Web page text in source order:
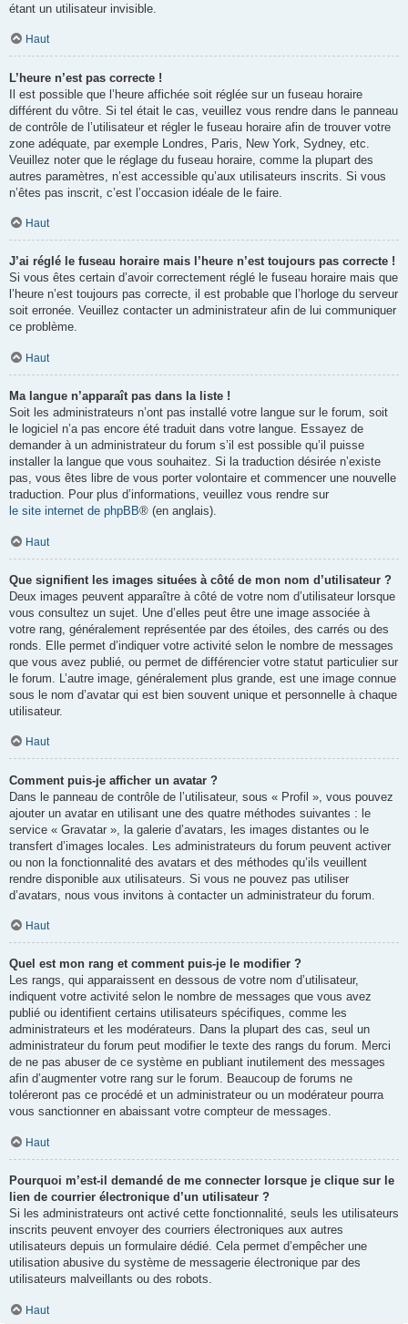
étant un utilisateur invisible.
Haut
L’heure n’est pas correcte !
Il est possible que l’heure affichée soit réglée sur un fuseau horaire
différent du vôtre. Si tel était le cas, veuillez vous rendre dans le panneau
de contrôle de l’utilisateur et régler le fuseau horaire afin de trouver votre
zone adéquate, par exemple Londres, Paris, New York, Sydney, etc.
Veuillez noter que le réglage du fuseau horaire, comme la plupart des
autres paramètres, n’est accessible qu’aux utilisateurs inscrits. Si vous
n’êtes pas inscrit, c’est l’occasion idéale de le faire.
Haut
J’ai réglé le fuseau horaire mais l’heure n’est toujours pas correcte !
Si vous êtes certain d’avoir correctement réglé le fuseau horaire mais que
l’heure n’est toujours pas correcte, il est probable que l’horloge du serveur
soit erronée. Veuillez contacter un administrateur afin de lui communiquer
ce problème.
Haut
Ma langue n’apparaît pas dans la liste !
Soit les administrateurs n’ont pas installé votre langue sur le forum, soit
le logiciel n’a pas encore été traduit dans votre langue. Essayez de
demander à un administrateur du forum s’il est possible qu’il puisse
installer la langue que vous souhaitez. Si la traduction désirée n’existe
pas, vous êtes libre de vous porter volontaire et commencer une nouvelle
traduction. Pour plus d’informations, veuillez vous rendre sur
le site internet de phpBB® (en anglais).
Haut
Que signifient les images situées à côté de mon nom d’utilisateur ?
Deux images peuvent apparaître à côté de votre nom d’utilisateur lorsque
vous consultez un sujet. Une d’elles peut être une image associée à
votre rang, généralement représentée par des étoiles, des carrés ou des
ronds. Elle permet d’indiquer votre activité selon le nombre de messages
que vous avez publié, ou permet de différencier votre statut particulier sur
le forum. L’autre image, généralement plus grande, est une image connue
sous le nom d’avatar qui est bien souvent unique et personnelle à chaque
utilisateur.
Haut
Comment puis-je afficher un avatar ?
Dans le panneau de contrôle de l’utilisateur, sous « Profil », vous pouvez
ajouter un avatar en utilisant une des quatre méthodes suivantes : le
service « Gravatar », la galerie d’avatars, les images distantes ou le
transfert d’images locales. Les administrateurs du forum peuvent activer
ou non la fonctionnalité des avatars et des méthodes qu’ils veuillent
rendre disponible aux utilisateurs. Si vous ne pouvez pas utiliser
d’avatars, nous vous invitons à contacter un administrateur du forum.
Haut
Quel est mon rang et comment puis-je le modifier ?
Les rangs, qui apparaissent en dessous de votre nom d’utilisateur,
indiquent votre activité selon le nombre de messages que vous avez
publié ou identifient certains utilisateurs spécifiques, comme les
administrateurs et les modérateurs. Dans la plupart des cas, seul un
administrateur du forum peut modifier le texte des rangs du forum. Merci
de ne pas abuser de ce système en publiant inutilement des messages
afin d’augmenter votre rang sur le forum. Beaucoup de forums ne
toléreront pas ce procédé et un administrateur ou un modérateur pourra
vous sanctionner en abaissant votre compteur de messages.
Haut
Pourquoi m’est-il demandé de me connecter lorsque je clique sur le
lien de courrier électronique d’un utilisateur ?
Si les administrateurs ont activé cette fonctionnalité, seuls les utilisateurs
inscrits peuvent envoyer des courriers électroniques aux autres
utilisateurs depuis un formulaire dédié. Cela permet d’empêcher une
utilisation abusive du système de messagerie électronique par des
utilisateurs malveillants ou des robots.
Haut